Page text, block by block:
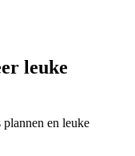
leuke
en leuke